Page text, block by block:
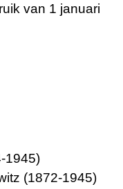
van 1 januari
1945)
(1872-1945)